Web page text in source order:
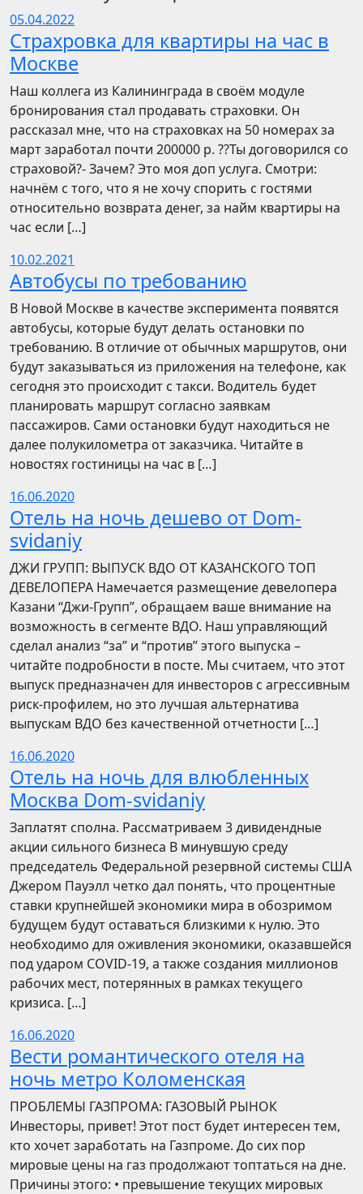
05.04.2022
Страхровка для квартиры на час в
Москве
Наш коллега из Калининграда в своём модуле
бронирования стал продавать страховки. Он
рассказал мне, что на страховках на 50 номерах за
март заработал почти 200000 р. ??Ты договорился со
страховой?- Зачем? Это моя доп услуга. Смотри:
начнём с того, что я не хочу спорить с гостями
относительно возврата денег, за найм квартиры на
час если […]
10.02.2021
Автобусы по требованию
В Новой Москве в качестве эксперимента появятся
автобусы, которые будут делать остановки по
требованию. В отличие от обычных маршрутов, они
будут заказываться из приложения на телефоне, как
сегодня это происходит с такси. Водитель будет
планировать маршрут согласно заявкам
пассажиров. Сами остановки будут находиться не
далее полукилометра от заказчика. Читайте в
новостях гостиницы на час в […]
16.06.2020
Отель на ночь дешево от Dom-
svidaniy
​​ДЖИ ГРУПП: ВЫПУСК ВДО ОТ КАЗАНСКОГО ТОП
ДЕВЕЛОПЕРА Намечается размещение девелопера
Казани “Джи-Групп”, обращаем ваше внимание на
возможность в сегменте ВДО. Наш управляющий
сделал анализ “за” и “против” этого выпуска –
читайте подробности в посте. Мы считаем, что этот
выпуск предназначен для инвесторов с агрессивным
риск-профилем, но это лучшая альтернатива
выпускам ВДО без качественной отчетности […]
16.06.2020
Отель на ночь для влюбленных
Москва Dom-svidaniy
Заплатят сполна. Рассматриваем 3 дивидендные
акции сильного бизнеса В минувшую среду
председатель Федеральной резервной системы США
Джером Пауэлл четко дал понять, что процентные
ставки крупнейшей экономики мира в обозримом
будущем будут оставаться близкими к нулю. Это
необходимо для оживления экономики, оказавшейся
под ударом COVID-19, а также создания миллионов
рабочих мест, потерянных в рамках текущего
кризиса. […]
16.06.2020
Вести романтического отеля на
ночь метро Коломенская
ПРОБЛЕМЫ ГАЗПРОМА: ГАЗОВЫЙ РЫНОК
Инвесторы, привет! Этот пост будет интересен тем,
кто хочет заработать на Газпроме. До сих пор
мировые цены на газ продолжают топтаться на дне.
Причины этого: • превышение текущих мировых